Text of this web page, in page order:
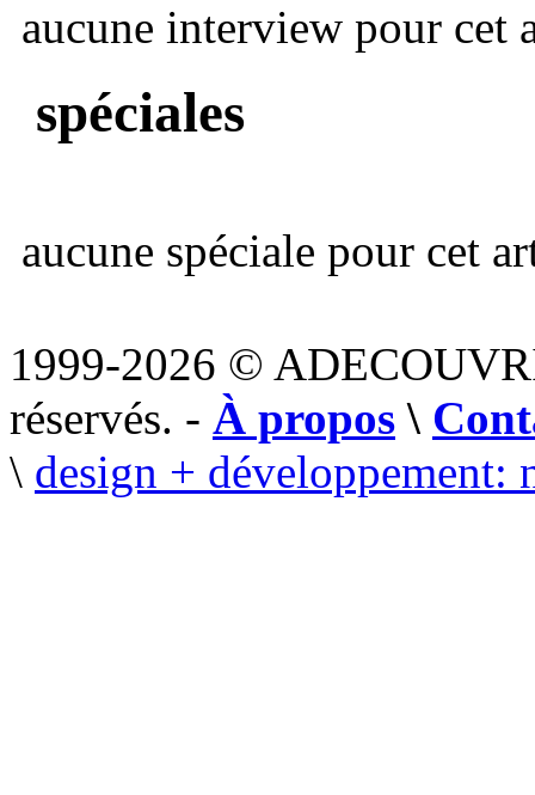
aucune interview pour cet
spéciales
aucune spéciale pour cet
1999-2026 ©
réservés. - À propos \
\ design + développement: